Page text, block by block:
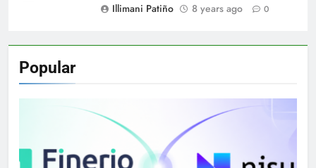
Illimani Patiño
8 years ago 0
Popular